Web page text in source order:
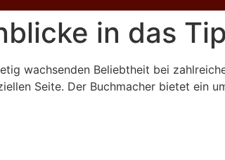
in das
wachsenden Beliebtheit bei
Seite. Der Buchmacher bietet ein